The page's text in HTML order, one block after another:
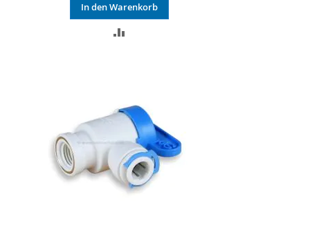
In den Warenkorb